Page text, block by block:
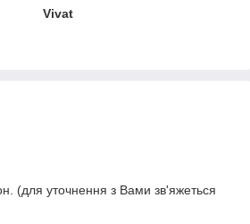
Vivat
(для уточнення з Вами зв'яжеться